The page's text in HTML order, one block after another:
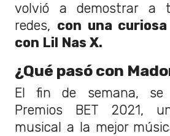
volvió a demostrar a
redes, con una
con Lil Nas X.
¿Qué pasó con
El fin de semana, se
Premios BET 2021,
musical a la mejor